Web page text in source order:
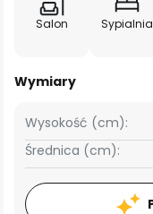
Salon Sypialnia
Wymiary
Wysokość (cm):
Średnica (cm):